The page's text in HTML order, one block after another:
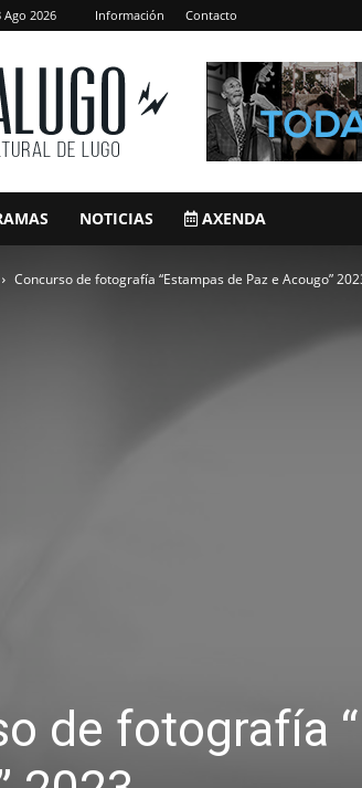
Ago 2026 Información Contacto
NOTICIAS AXENDA
Concurso de fotografía “Estampas de Paz e Acougo”
de fotografía